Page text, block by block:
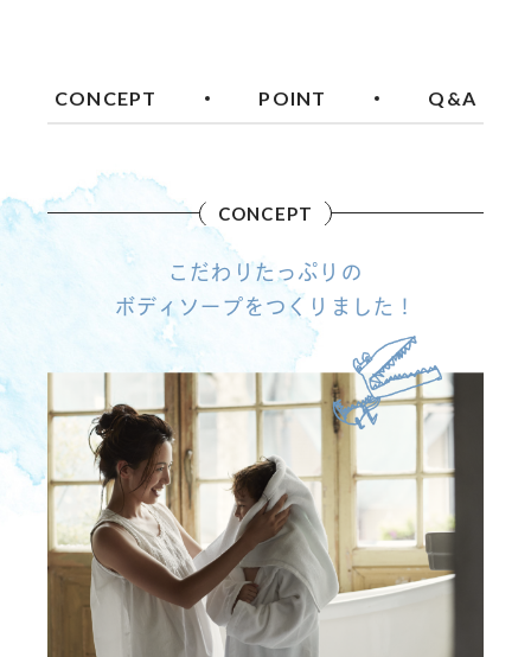
CONCEPT POINT Q&A
CONCEPT
こだわりたっぷりの
ボディソープをつくりました！